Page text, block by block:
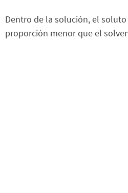
Dentro de la solución, el
proporción menor que el